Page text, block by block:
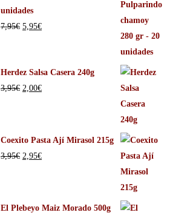
unidades
7,95€ 5,95€
Herdez Salsa Casera 240g
3,95€ 2,00€
Coexito Pasta Ají Mirasol 215g
3,95€ 2,95€
El Plebeyo Maiz Morado 500g